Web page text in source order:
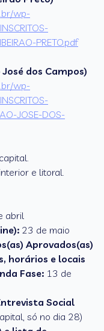
wp-
PRETO.pdf
dos Campos)
wp-
JOSE-DOS-
e litoral.
abril
23 de maio
Aprovados(as)
horários e locais
Fase: 13 de
Social
só no dia 28)